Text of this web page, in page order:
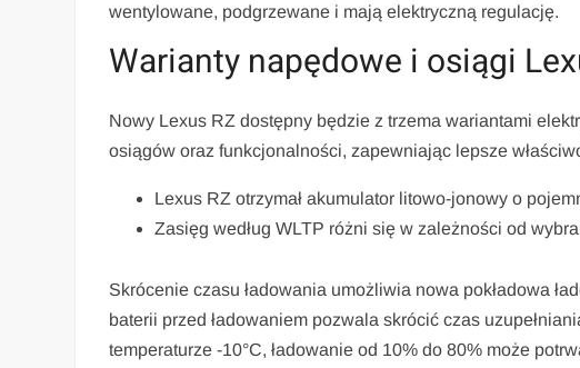
wentylowane, podgrzewane i mają elektryczną regulację.
Warianty napędowe i osiągi
Nowy Lexus RZ dostępny będzie z trzema wariantami
osiągów oraz funkcjonalności, zapewniając lepsze
Lexus RZ otrzymał akumulator litowo-jonowy o
Zasięg według WLTP różni się w zależności od
Skrócenie czasu ładowania umożliwia nowa pokładowa
baterii przed ładowaniem pozwala skrócić czas
temperaturze -10°C, ładowanie od 10% do 80% może